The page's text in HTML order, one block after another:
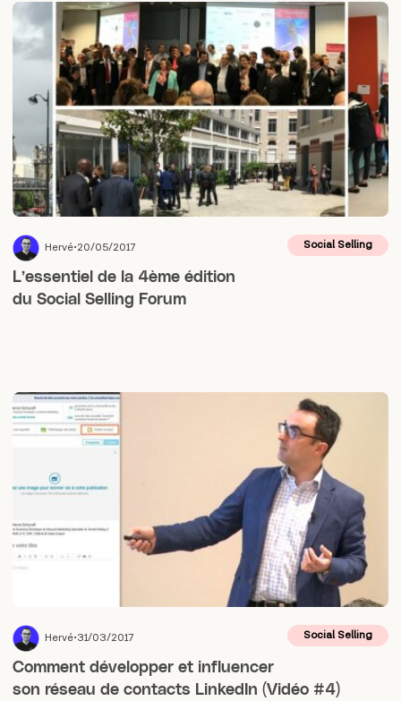
Hervé 20/05/2017
L’essentiel de la 4ème édition
du Social Selling Forum
Social Selling
Hervé 31/03/2017
Comment développer et influencer
son réseau de contacts LinkedIn (Vidéo #4)
Social Selling